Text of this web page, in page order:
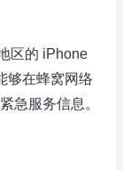
区的 iPhone
够在蜂窝网络
急服务信息。